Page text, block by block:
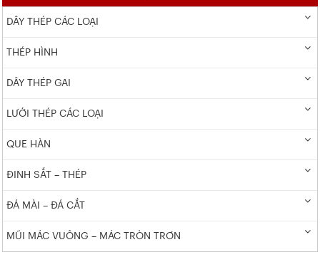
DÂY THÉP CÁC LOẠI
THÉP HÌNH
DÂY THÉP GAI
LƯỚI THÉP CÁC LOẠI
QUE HÀN
ĐINH SẮT – THÉP
ĐÁ MÀI – ĐÁ CẮT
MŨI MÁC VUÔNG – MÁC TRÒN TRƠN